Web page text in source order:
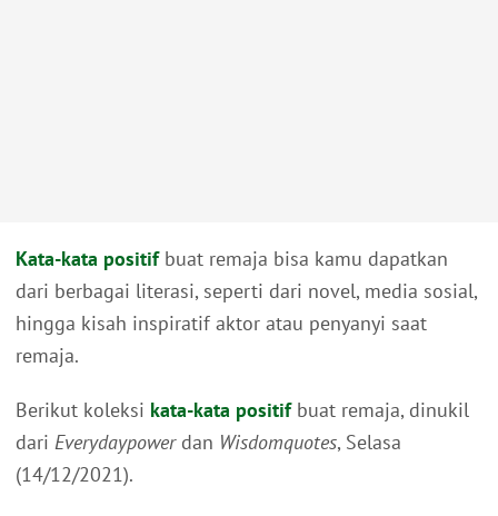
Kata-kata positifbuat remaja bisa kamu dapatkan
dari berbagai literasi, seperti dari novel, media sosial,
hingga kisah inspiratif aktor atau penyanyi saat
remaja.
Berikut koleksi kata-kata positifbuat remaja, dinukil
dari Everydaypower dan Wisdomquotes, Selasa
(14/12/2021).